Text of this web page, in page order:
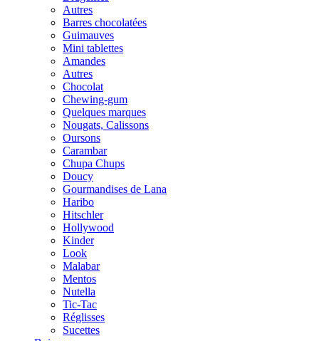
Autres
Barres chocolatées
Guimauves
Mini tablettes
Amandes
Autres
Chocolat
Chewing-gum
Quelques marques
Nougats, Calissons
Oursons
Carambar
Chupa Chups
Doucy
Gourmandises de Lana
Haribo
Hitschler
Hollywood
Kinder
Look
Malabar
Mentos
Nutella
Tic-Tac
Réglisses
Sucettes